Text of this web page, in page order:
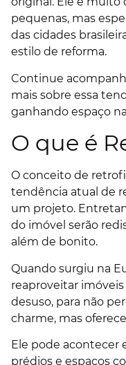
pequenas, mas
das cidades
estilo de reforma.
Continue
mais sobre essa
ganhando espaço
O que é
O conceito de
tendência atual de
um projeto.
do imóvel serão
além de bonito.
Quando surgiu na
reaproveitar
desuso, para não
charme, mas
Ele pode acontecer
prédios e espaços